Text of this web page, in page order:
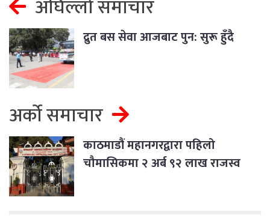
अघिल्लो समाचार
द्रुत बस सेवा आजबाट पुन: सुरू हुँदै
अर्को समाचार
काठमाडौं महानगरद्वारा पहिलो
चौमासिकमा २ अर्ब ९२ लाख राजस्व